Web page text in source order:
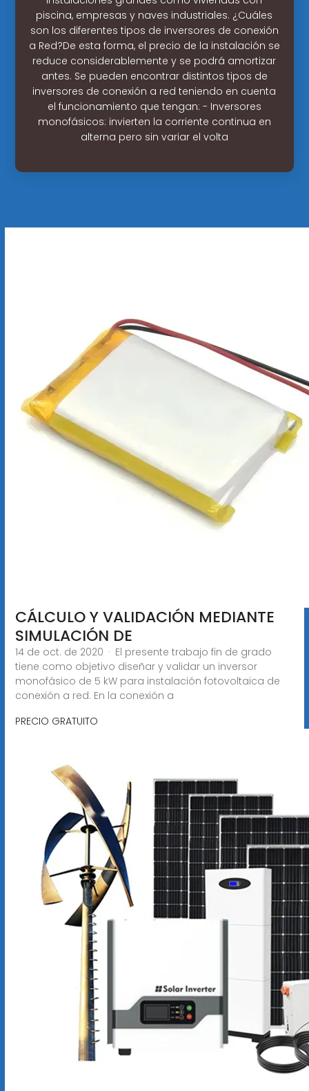
piscina, empresas y naves industriales. ¿Cuáles
son los diferentes tipos de inversores de conexión
a Red?De esta forma, el precio de la instalación se
reduce considerablemente y se podrá amortizar
antes. Se pueden encontrar distintos tipos de
inversores de conexión a red teniendo en cuenta
el funcionamiento que tengan: - Inversores
monofásicos: invierten la corriente continua en
alterna pero sin variar el volta
CÁLCULO Y VALIDACIÓN MEDIANTE
SIMULACIÓN DE
14 de oct. de 2020 · El presente trabajo fin de grado
tiene como objetivo diseñar y validar un inversor
monofásico de 5 kW para instalación fotovoltaica de
conexión a red. En la conexión a
PRECIO GRATUITO